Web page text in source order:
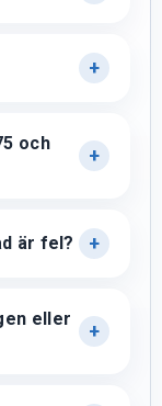
och
är fel?
eller